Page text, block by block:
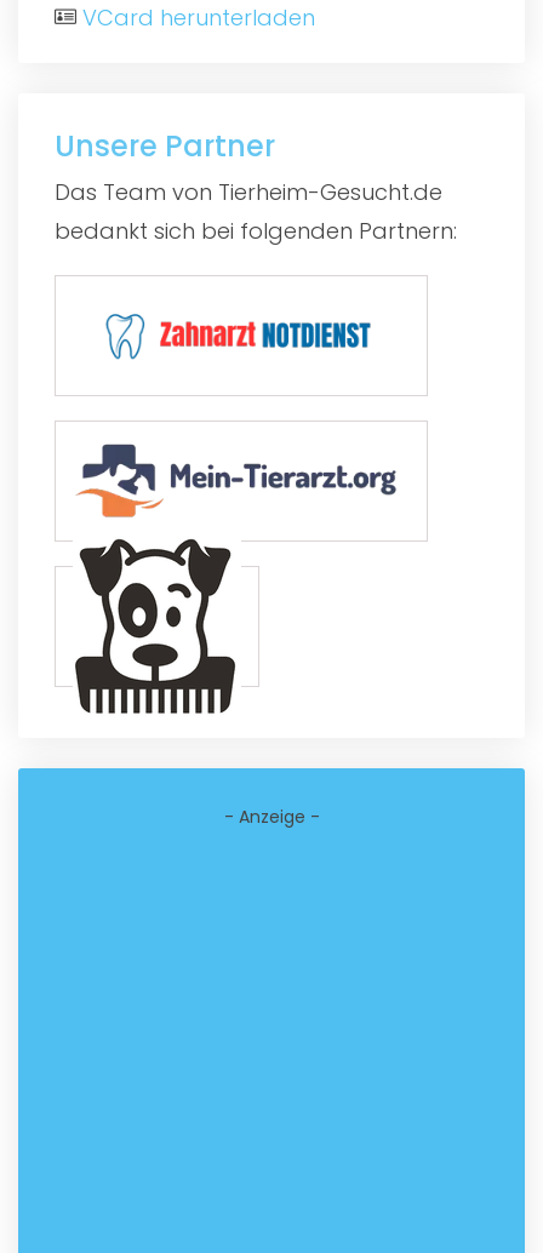
VCard herunterladen
Unsere Partner
Das Team von Tierheim-Gesucht.de
bedankt sich bei folgenden Partnern:
- Anzeige -